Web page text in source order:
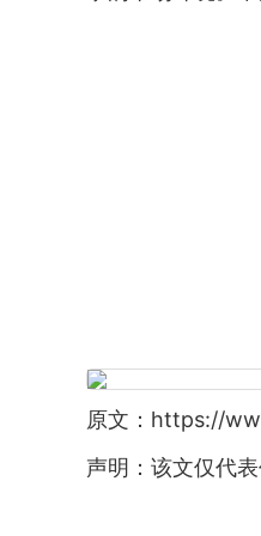
原文：https://
声明：该文仅代